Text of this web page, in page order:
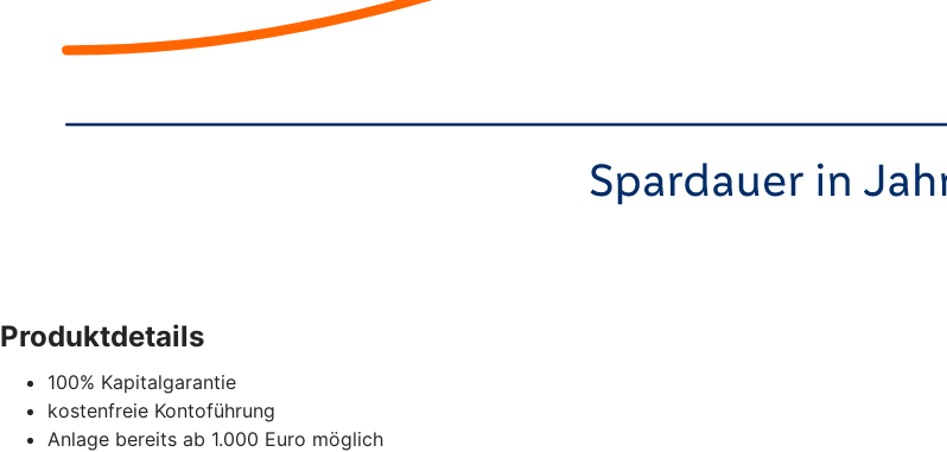
Produktdetails
100% Kapitalgarantie
kostenfreie Kontoführung
Anlage bereits ab 1.000 Euro möglich